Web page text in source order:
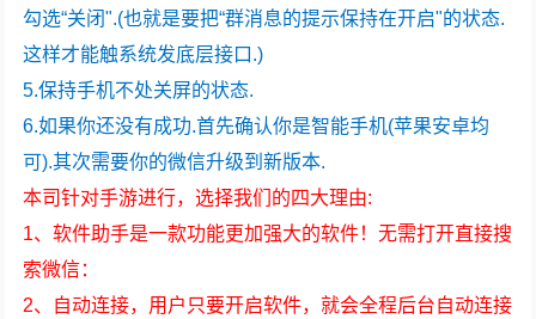
勾选“关闭".(也就是要把“群消息的提示保持在开启"的状态.
这样才能触系统发底层接口.)
5.保持手机不处关屏的状态.
6.如果你还没有成功.首先确认你是智能手机(苹果安卓均
可).其次需要你的微信升级到新版本.
本司针对手游进行，选择我们的四大理由:
1、软件助手是一款功能更加强大的软件！无需打开直接搜
索微信：
2、自动连接，用户只要开启软件，就会全程后台自动连接